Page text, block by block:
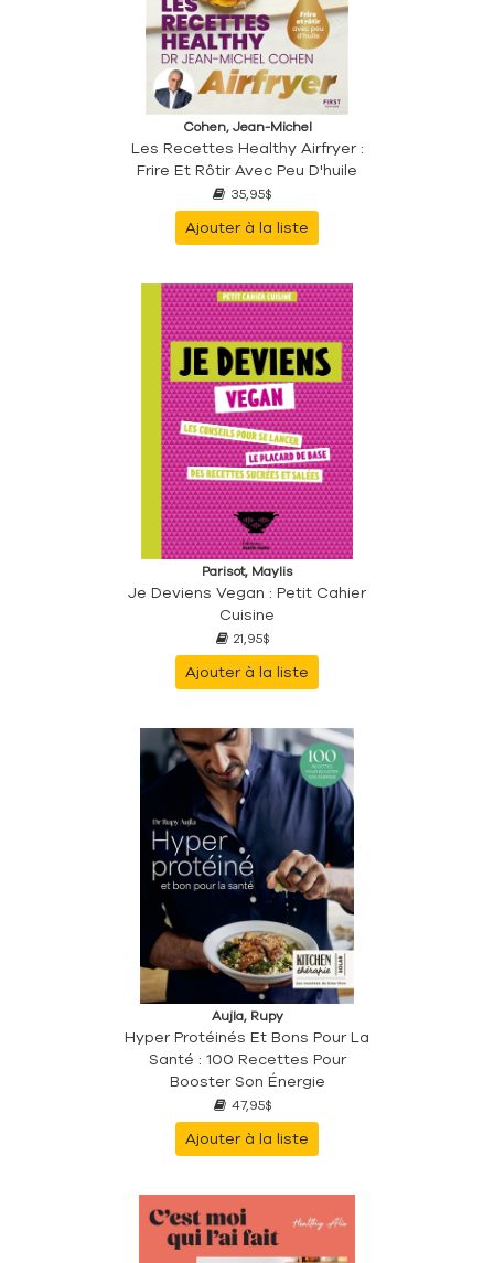
Cohen, Jean-Michel
Les Recettes Healthy Airfryer :
Frire Et Rôtir Avec Peu D'huile
35,95$
Ajouter à la liste
Parisot, Maylis
Je Deviens Vegan : Petit Cahier
Cuisine
21,95$
Ajouter à la liste
Aujla, Rupy
Hyper Protéinés Et Bons Pour La
Santé : 100 Recettes Pour
Booster Son Énergie
47,95$
Ajouter à la liste